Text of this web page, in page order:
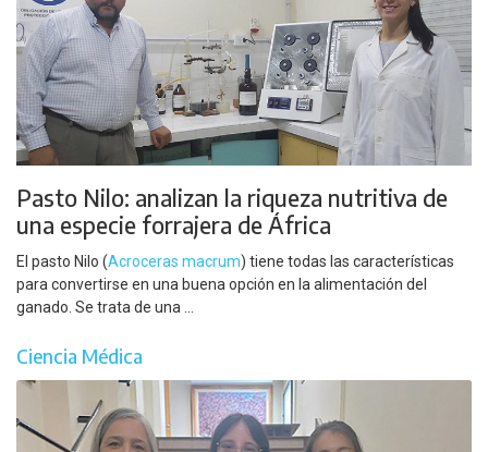
Pasto Nilo: analizan la riqueza nutritiva de
una especie forrajera de África
El pasto Nilo (Acroceras macrum) tiene todas las características
para convertirse en una buena opción en la alimentación del
ganado. Se trata de una ...
Ciencia Médica